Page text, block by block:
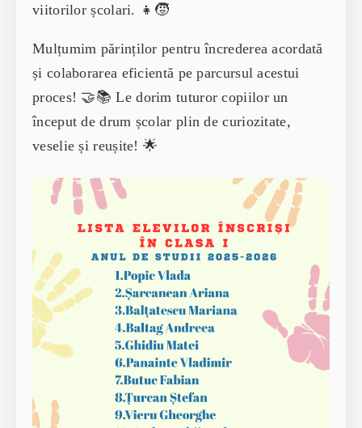
viitorilor școlari. 👧🧒
Mulțumim părinților pentru încrederea acordată
și colaborarea eficientă pe parcursul acestui
proces! 🤝📚 Le dorim tuturor copiilor un
început de drum școlar plin de curiozitate,
veselie și reușite! 🌟